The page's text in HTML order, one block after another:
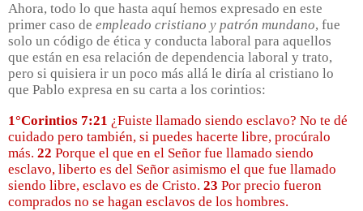
Ahora, todo lo que hasta aquí hemos expresado en este
primer caso de empleado cristiano y patrón mundano, fue
solo un código de ética y conducta laboral para aquellos
que están en esa relación de dependencia laboral y trato,
pero si quisiera ir un poco más allá le diría al cristiano lo
que Pablo expresa en su carta a los corintios:
1°Corintios 7:21 ¿Fuiste llamado siendo esclavo? No te dé
cuidado pero también, si puedes hacerte libre, procúralo
más. 22 Porque el que en el Señor fue llamado siendo
esclavo, liberto es del Señor asimismo el que fue llamado
siendo libre, esclavo es de Cristo. 23 Por precio fueron
comprados no se hagan esclavos de los hombres.